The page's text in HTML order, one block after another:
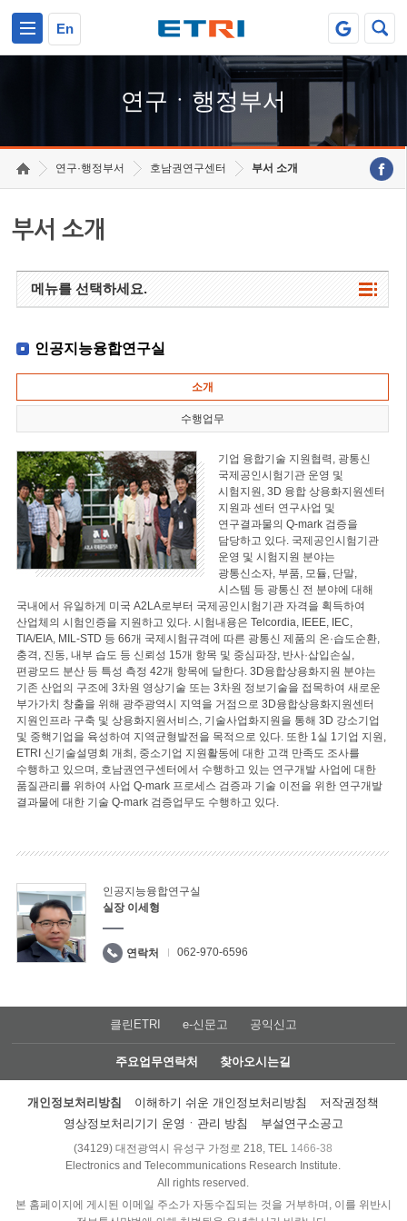
En
연구ㆍ행정부서
연구·행정부서 호남권연구센터 부서 소개
부서 소개
메뉴를 선택하세요.
인공지능융합연구실
소개
수행업무
기업 융합기술 지원협력, 광통신
국제공인시험기관 운영 및
시험지원, 3D 융합 상용화지원센터
지원과 센터 연구사업 및
연구결과물의 Q-mark 검증을
담당하고 있다. 국제공인시험기관
운영 및 시험지원 분야는
광통신소자, 부품, 모듈, 단말,
시스템 등 광통신 전 분야에 대해
국내에서 유일하게 미국 A2LA로부터 국제공인시험기관 자격을 획득하여
산업체의 시험인증을 지원하고 있다. 시험내용은 Telcordia, IEEE, IEC,
TIA/EIA, MIL-STD 등 66개 국제시험규격에 따른 광통신 제품의 온·습도순환,
충격, 진동, 내부 습도 등 신뢰성 15개 항목 및 중심파장, 반사·삽입손실,
편광모드 분산 등 특성 측정 42개 항목에 달한다. 3D융합상용화지원 분야는
기존 산업의 구조에 3차원 영상기술 또는 3차원 정보기술을 접목하여 새로운
부가가치 창출을 위해 광주광역시 지역을 거점으로 3D융합상용화지원센터
지원인프라 구축 및 상용화지원서비스, 기술사업화지원을 통해 3D 강소기업
및 중핵기업을 육성하여 지역균형발전을 목적으로 있다. 또한 1실 1기업 지원,
ETRI 신기술설명회 개최, 중소기업 지원활동에 대한 고객 만족도 조사를
수행하고 있으며, 호남권연구센터에서 수행하고 있는 연구개발 사업에 대한
품질관리를 위하여 사업 Q-mark 프로세스 검증과 기술 이전을 위한 연구개발
결과물에 대한 기술 Q-mark 검증업무도 수행하고 있다.
인공지능융합연구실
실장 이세형
연락처 062-970-6596
클린ETRI e-신문고 공익신고
주요업무연락처 찾아오시는길
개인정보처리방침 이해하기 쉬운 개인정보처리방침
저작권정책
영상정보처리기기 운영ㆍ관리 방침
부설연구소공고
(34129) 대전광역시 유성구 가정로 218, TEL 1466-38
Electronics and Telecommunications Research Institute.
All rights reserved.
본 홈페이지에 게시된 이메일 주소가 자동수집되는 것을 거부하며, 이를 위반시